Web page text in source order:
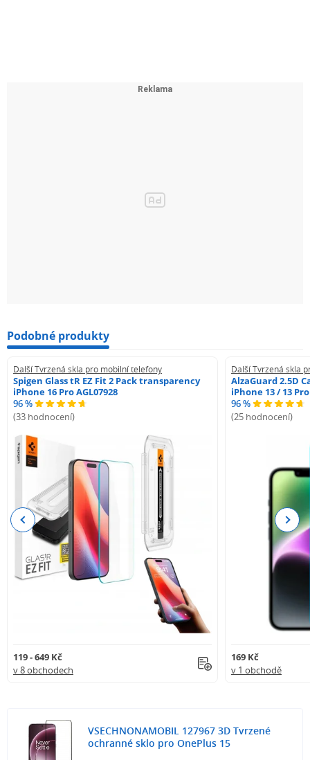
Podobné produkty
Další Tvrzená skla pro mobilní telefony
Spigen Glass tR EZ Fit 2 Pack transparency
iPhone 16 Pro AGL07928
96 %
(33 hodnocení)
119 - 649 Kč
v 8 obchodech
Další Tvrzená skla
AlzaGuard 2.5D
iPhone 13 / 13 Pro
96 %
(25 hodnocení)
169 Kč
v 1 obchodě
Previous Next
VSECHNONAMOBIL 127967 3D Tvrzené
ochranné sklo pro OnePlus 15